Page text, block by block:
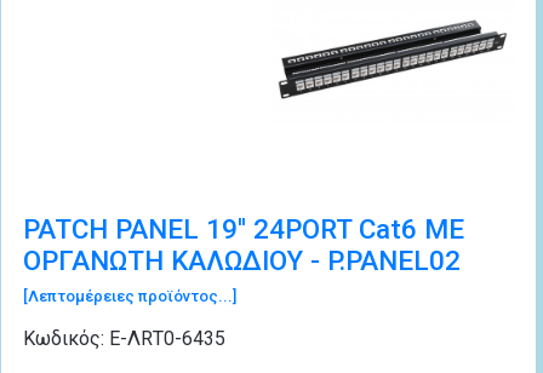
PATCH PANEL 19'' 24PORT Cat6 ΜΕ
ΟΡΓΑΝΩΤΗ ΚΑΛΩΔΙΟΥ - P.PANEL02
[Λεπτομέρειες προϊόντος...]
Κωδικός: Ε-ΛRΤ0-6435